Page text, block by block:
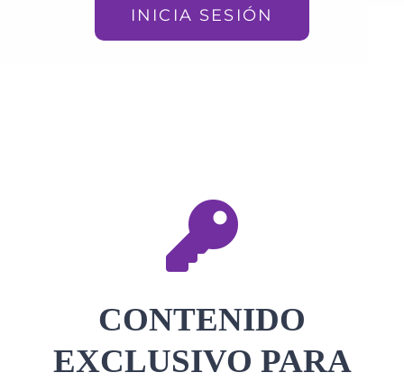
INICIA SESIÓN
CONTENIDO
EXCLUSIVO PARA